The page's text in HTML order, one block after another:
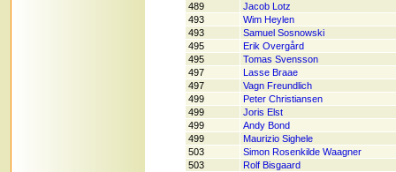
489
Jacob Lotz
493
Wim Heylen
493
Samuel Sosnowski
495
Erik Overgård
495
Tomas Svensson
497
Lasse Braae
497
Vagn Freundlich
499
Peter Christiansen
499
Joris Elst
499
Andy Bond
499
Maurizio Sighele
503
Simon Rosenkilde Waagner
503
Rolf Bisgaard